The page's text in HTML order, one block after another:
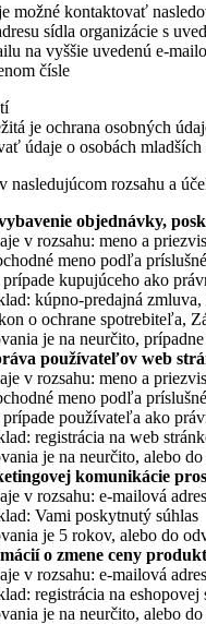
kontaktovať
sídla organizácie s
na vyššie uvedenú e-
čísle
je ochrana osobných
údaje o osobách
nasledujúcom rozsahu a
objednávky,
v rozsahu: meno a
meno podľa
prípade kupujúceho ako
kúpno-predajná
o ochrane spotrebiteľa,
je na neurčito,
používateľov web
v rozsahu: meno a
meno podľa
prípade používateľa ako
registrácia na web
je na neurčito, alebo
komunikácie
v rozsahu: e-mailová
Vami poskytnutý súhlas
je 5 rokov, alebo do
o zmene ceny
v rozsahu: e-mailová
registrácia na eshopovej
je na neurčito, alebo